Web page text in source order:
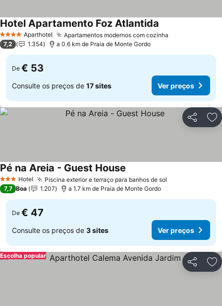
4 EstrelasAparthotel Apartamentos modernos com cozinha
Hotel Apartamento Foz Atlantida
7,2 1.354 a 0.6 km de Praia de Monte Gordo
De € 53
Consulte os preços de 17 sites Ver preços
Partilhar
3 EstrelasHotel Piscina exterior e terraço para banhos de sol
Pé na Areia - Guest House
7,7 Boa 1.207 a 1.7 km de Praia de Monte Gordo
De € 47
Consulte os preços de 3 sites Ver preços
Partilhar
Escolha popular